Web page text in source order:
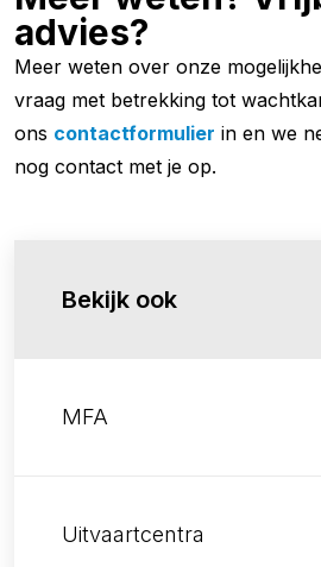
advies?
Meer weten over onze
vraag met betrekking tot
ons contactformulier in en we
nog contact met je op.
Bekijk ook
MFA
Uitvaartcentra